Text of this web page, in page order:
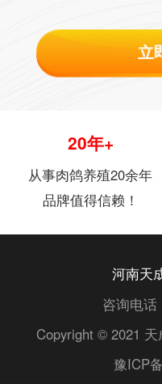
立
20年+
从事肉鸽养殖20余年
品牌值得信赖！
河南天
咨询电话
Copyright © 2021 天
豫ICP